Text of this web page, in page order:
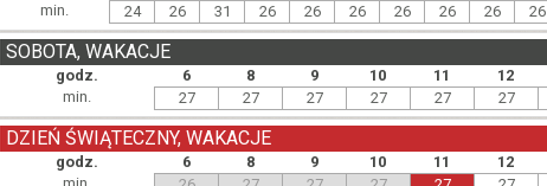
min. 24 26 31 26 26 26 26 26 26 26
godz. 6 8 9 10 11 12
SOBOTA, WAKACJE
min. 27 27 27 27 27 27
godz. 6 8 9 10 11 12
DZIEŃ ŚWIĄTECZNY, WAKACJE